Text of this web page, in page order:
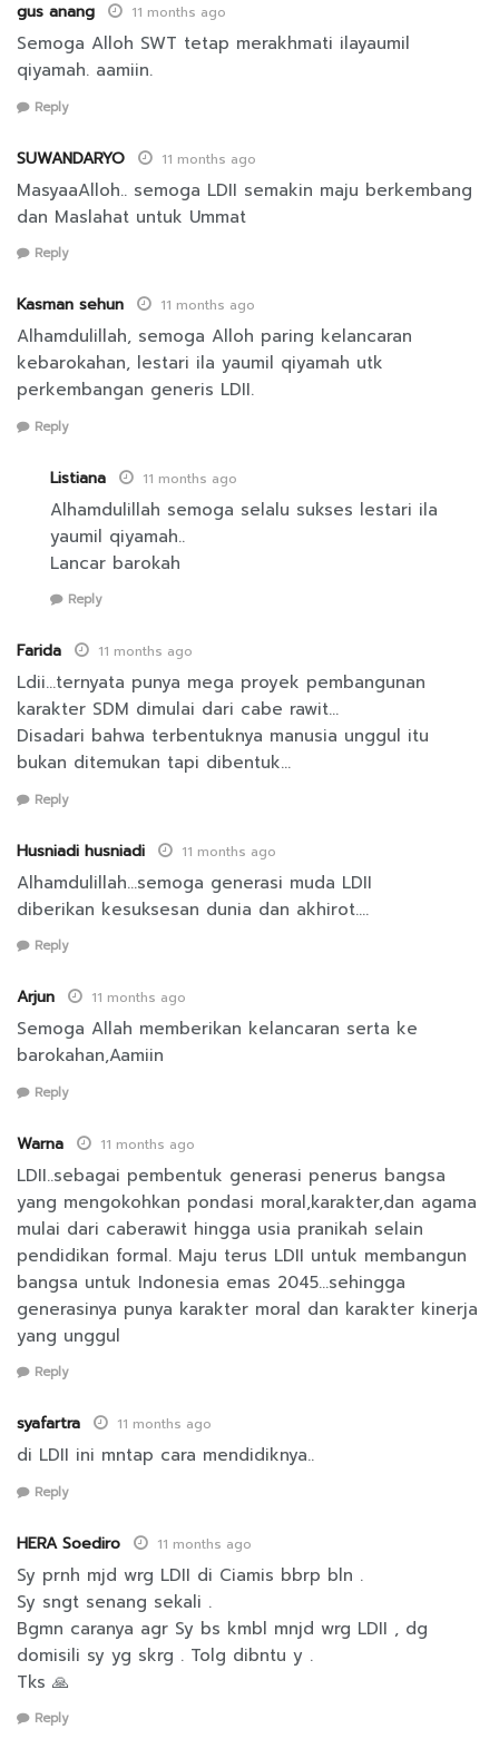
gus anang 11 months ago
Semoga Alloh SWT tetap merakhmati ilayaumil
qiyamah. aamiin.
Reply
SUWANDARYO 11 months ago
MasyaaAlloh.. semoga LDII semakin maju berkembang
dan Maslahat untuk Ummat
Reply
Kasman sehun 11 months ago
Alhamdulillah, semoga Alloh paring kelancaran
kebarokahan, lestari ila yaumil qiyamah utk
perkembangan generis LDII.
Reply
Listiana 11 months ago
Alhamdulillah semoga selalu sukses lestari ila
yaumil qiyamah..
Lancar barokah
Reply
Farida 11 months ago
Ldii…ternyata punya mega proyek pembangunan
karakter SDM dimulai dari cabe rawit…
Disadari bahwa terbentuknya manusia unggul itu
bukan ditemukan tapi dibentuk…
Reply
Husniadi husniadi 11 months ago
Alhamdulillah…semoga generasi muda LDII
diberikan kesuksesan dunia dan akhirot….
Reply
Arjun 11 months ago
Semoga Allah memberikan kelancaran serta ke
barokahan,Aamiin
Reply
Warna 11 months ago
LDII..sebagai pembentuk generasi penerus bangsa
yang mengokohkan pondasi moral,karakter,dan agama
mulai dari caberawit hingga usia pranikah selain
pendidikan formal. Maju terus LDII untuk membangun
bangsa untuk Indonesia emas 2045…sehingga
generasinya punya karakter moral dan karakter kinerja
yang unggul
Reply
syafartra 11 months ago
di LDII ini mntap cara mendidiknya..
Reply
HERA Soediro 11 months ago
Sy prnh mjd wrg LDII di Ciamis bbrp bln .
Sy sngt senang sekali .
Bgmn caranya agr Sy bs kmbl mnjd wrg LDII , dg
domisili sy yg skrg . Tolg dibntu y .
Tks 🙏
Reply